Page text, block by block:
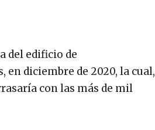
del edificio de
diciembre de 2020, la cual,
con las más de mil